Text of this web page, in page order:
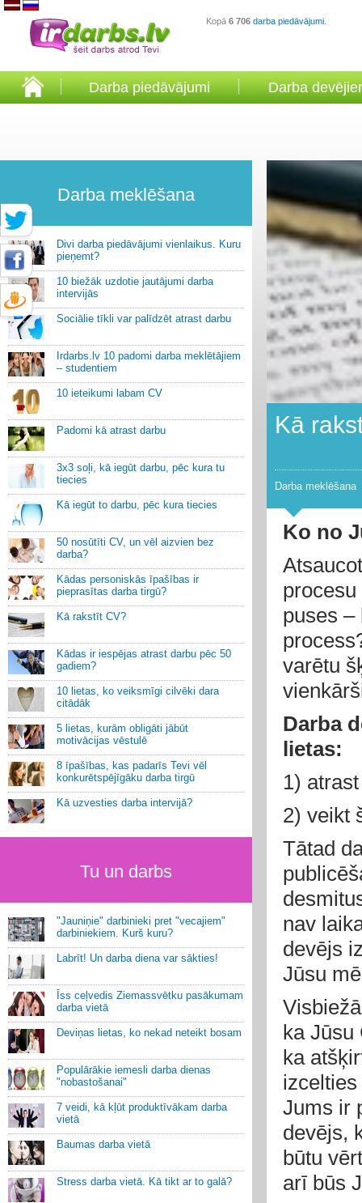
Kopā 6 706 darba piedāvājumi
Darba piedāvājumi Darba
Darba meklēšana
Divi darba piedāvājumi vienlaikus. Kuru
pieņemt?
10 biežāk uzdotie jautājumi darba
intervijās
Sociālie tīkli var palīdzēt atrast darbu
Irdarbs.lv 10 padomi darba meklētājiem
– studentiem
10 ieteikumi labam CV
Padomi kā atrast darbu
3x3 soļi, kā iegūt darbu, pēc kura tu
tiecies
Kā iegūt to darbu, pēc kura tiecies
50 nosūtīti CV, un vēl aizvien bez
darba?
Kādas personiskās īpašības ir
pieprasītas darba tirgū?
Kā rakstīt CV?
Kādas ir iespējas atrast darbu pēc 50
gadiem?
10 lietas, ko veiksmīgi cilvēki dara
citādāk
5 lietas, kurām obligāti jābūt
motivācijas vēstulē
8 īpašības, kas padarīs Tevi vēl
konkurētspējīgāku darba tirgū
Kā uzvesties darba intervijā?
Tu un darbs
"Jauniņie" darbinieki pret "vecajiem"
darbiniekiem. Kurš kuru?
Labrīt! Un darba diena var sākties!
Īss ceļvedis Ziemassvētku pasākumam
darba vietā
Deviņas lietas, ko nekad neteikt bosam
Populārākie iemesli darba dienas
"nobastošanai"
7 veidi, kā kļūt produktīvākam darba
vietā
Baumas darba vietā
Stress darba vietā. Kā tikt ar to galā?
Kā
Darba meklēšana
Ko no
puses –
varētu
Darba
lietas:
1)
2) veikt
Tātad
nav
devējs
Jūsu
ka Jūsu
ka
izcelties
Jums ir
devējs,
būtu
arī būs